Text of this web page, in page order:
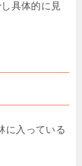
具体的に見
に入っている